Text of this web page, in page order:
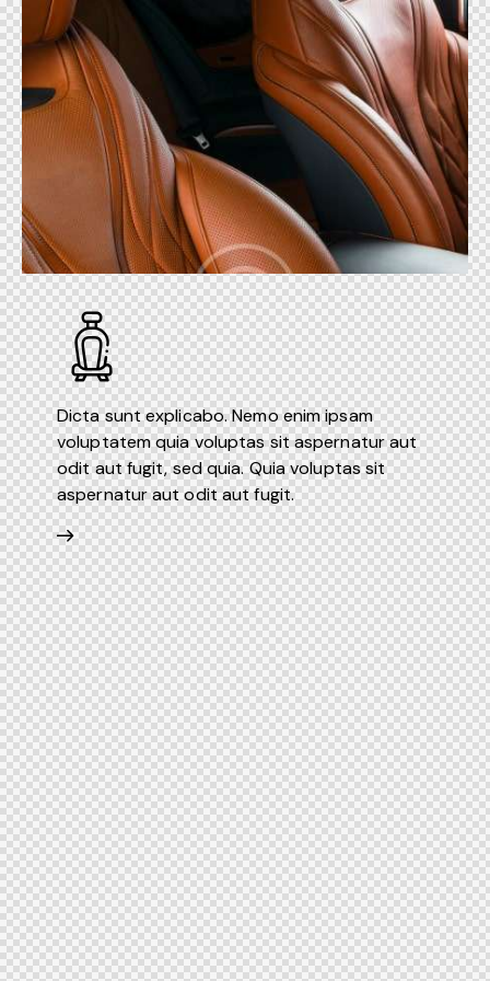
Dicta sunt explicabo. Nemo enim ipsam
voluptatem quia voluptas sit aspernatur aut
odit aut fugit, sed quia. Quia voluptas sit
aspernatur aut odit aut fugit.